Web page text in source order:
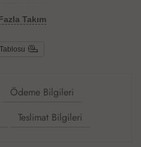
Takım
Ödeme Bilgileri
Teslimat Bilgileri